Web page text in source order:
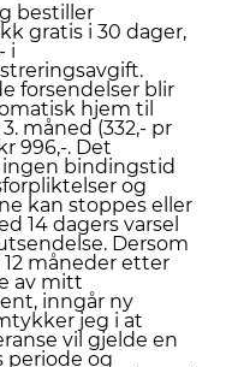
bestiller
gratis i 30 dager,
i
forsendelser blir
hjem til
måned (332,- pr
996,-. Det
bindingstid
og
kan stoppes eller
14 dagers varsel
Dersom
måneder etter
av mitt
inngår ny
jeg i at
vil gjelde en
periode og